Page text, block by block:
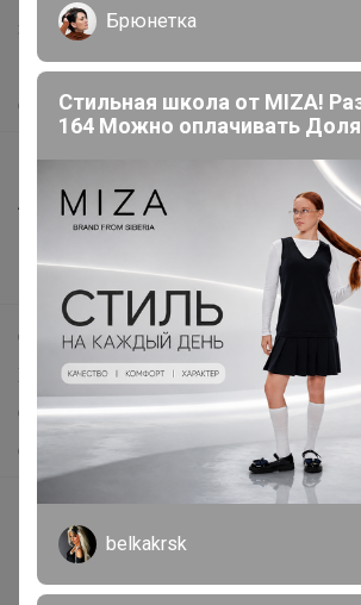
Защита покупателя
Помощь
О нас
Все предложения
Анонсы
Поддержка альпак
Самое выгодное
Хиты продаж
Самое желанное
Самое быстрое
Начать зарабатывать с 24-ok
Picabox.ru - Лучшее место для ваших
Розыгрыш - Генератор случайных
Брюнетка
Стильная школа от MIZA!
164 Можно оплачивать
belkakrsk